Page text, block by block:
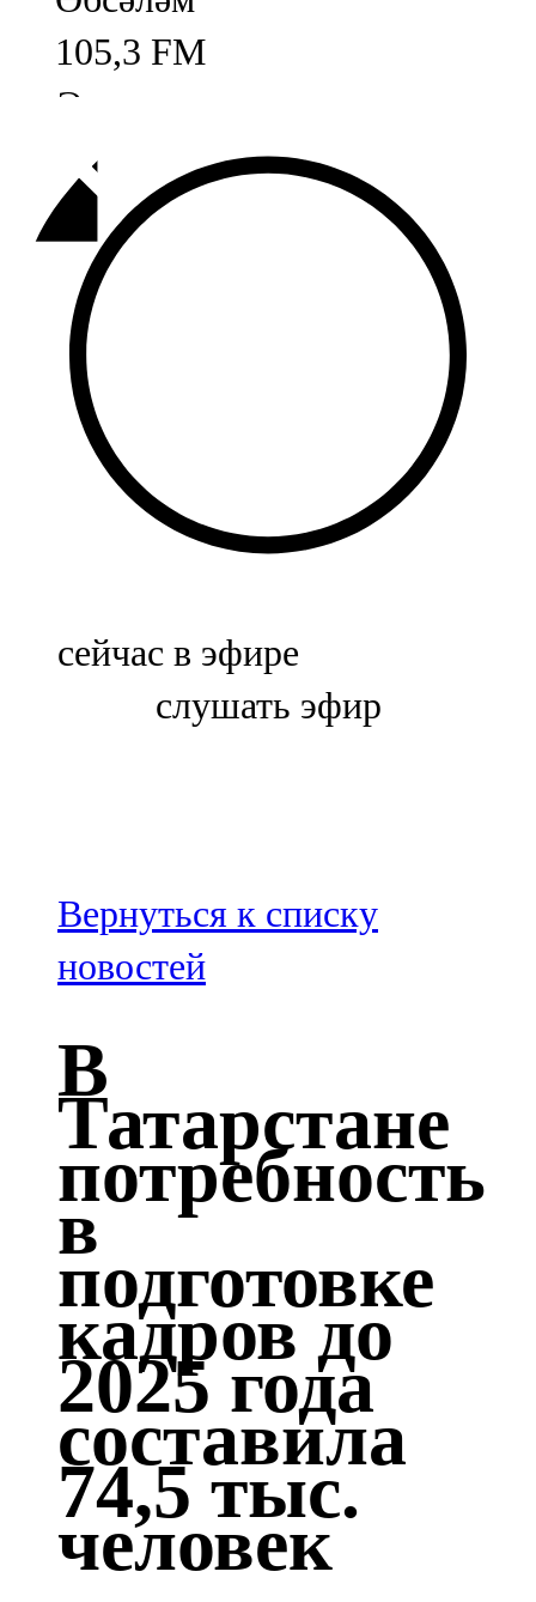
105,3 FM
Әлмәт
92,9 FM
Базарлы матак
107,1 FM
Балык бистәсе
104,9 FM
Баулы
107,5 FM
Биләр
Болгар
100,3 FM
Зәй
106,6 FM
Кадыбаш
105,2 FM
Казан
91,5 FM
Кайбыч
106,1 FM
Кама тамагы
71,51 FM
Кукмара
107,9 FM
Лениногорский
сейчас в эфире
слушать эфир
Вернуться к списку
новостей
В
Татарстане
потребность
в
подготовке
кадров до
2025 года
составила
74,5 тыс.
человек